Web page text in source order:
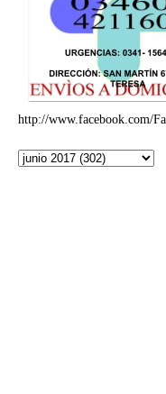
http://www.facebook.com/